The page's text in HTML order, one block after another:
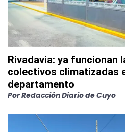
Rivadavia: ya funcionan
colectivos climatizadas
departamento
PorRedacción Diario de Cuyo